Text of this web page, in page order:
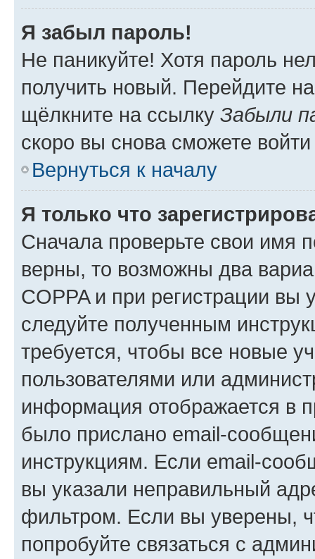
Я забыл пароль!
Не паникуйте! Хотя пароль
получить новый. Перейдите
щёлкните на ссылку Забыли
скоро вы снова сможете
Вернуться к началу
Я только что
Сначала проверьте свои имя
верны, то возможны два
COPPA и при регистрации вы
следуйте полученным
требуется, чтобы все новые
пользователями или
информация отображается в
было прислано email-
инструкциям. Если email-
вы указали неправильный
фильтром. Если вы уверены,
попробуйте связаться с